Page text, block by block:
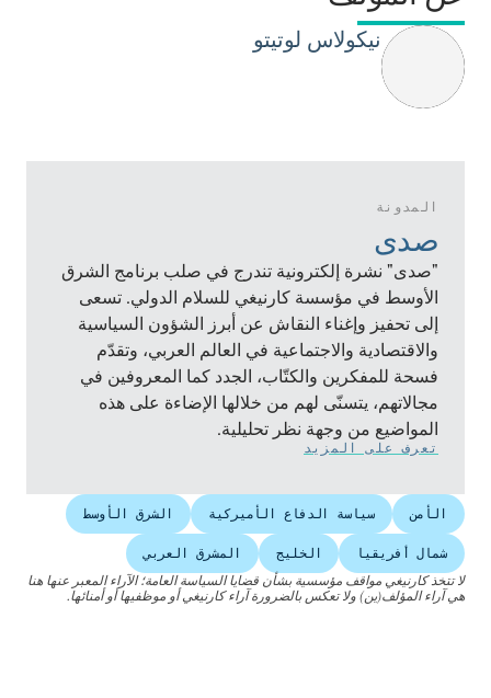
المدونة
صدى
"صدى" نشرة إلكترونية تندرج في صلب برنامج الشرق
الأوسط في مؤسسة كارنيغي للسلام الدولي. تسعى
إلى تحفيز وإغناء النقاش عن أبرز الشؤون السياسية
والاقتصادية والاجتماعية في العالم العربي، وتقدّم
فسحة للمفكرين والكتّاب، الجدد كما المعروفين في
مجالاتهم، يتسنّى لهم من خلالها الإضاءة على هذه
المواضيع من وجهة نظر تحليلية.
تعرف على المزيد
نيكولاس لوتيتو
الأمن سياسة الدفاع الأميركية الشرق الأوسط
شمال أفريقيا الخليج
المشرق العربي
لا تتخذ كارنيغي مواقف مؤسسية بشأن قضايا السياسة العامة؛ الآراء المعبر عنها هنا
هي آراء المؤلف(ين) ولا تعكس بالضرورة آراء كارنيغي أو موظفيها أو أمنائها.